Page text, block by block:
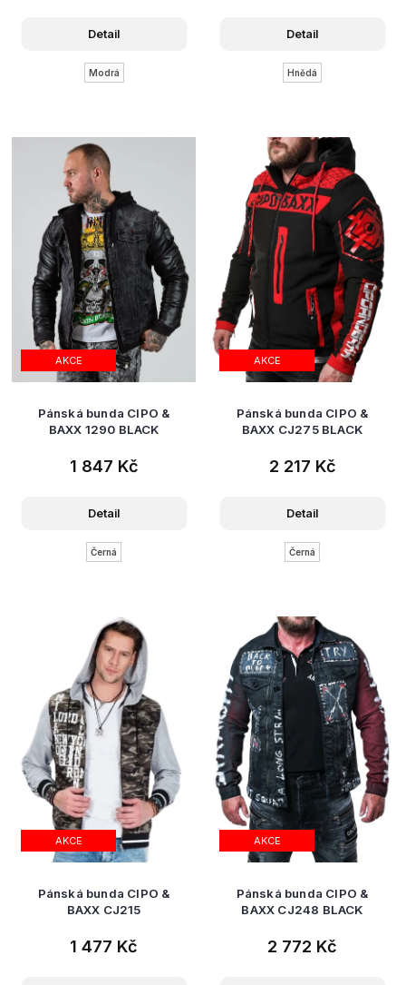
Detail
Modrá
Detail
Hnědá
AKCE
Pánská bunda CIPO &
BAXX 1290 BLACK
1 847 Kč
Detail
Černá
AKCE
Pánská bunda CIPO &
BAXX CJ275 BLACK
2 217 Kč
Detail
Černá
AKCE
Pánská bunda CIPO &
BAXX CJ215
1 477 Kč
AKCE
Pánská bunda CIPO &
BAXX CJ248 BLACK
2 772 Kč